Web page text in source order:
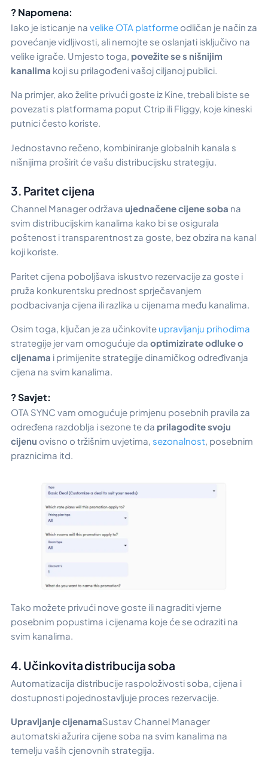
? Napomena:
Iako je isticanje na velike OTA platforme odličan je način za
povećanje vidljivosti, ali nemojte se oslanjati isključivo na
velike igrače. Umjesto toga, povežite se s nišnijim
kanalima koji su prilagođeni vašoj ciljanoj publici.
Na primjer, ako želite privući goste iz Kine, trebali biste se
povezati s platformama poput Ctrip ili Fliggy, koje kineski
putnici često koriste.
Jednostavno rečeno, kombiniranje globalnih kanala s
nišnijima proširit će vašu distribucijsku strategiju.
3. Paritet cijena
Channel Manager održava ujednačene cijene soba na
svim distribucijskim kanalima kako bi se osigurala
poštenost i transparentnost za goste, bez obzira na kanal
koji koriste.
Paritet cijena poboljšava iskustvo rezervacije za goste i
pruža konkurentsku prednost sprječavanjem
podbacivanja cijena ili razlika u cijenama među kanalima.
Osim toga, ključan je za učinkovite upravljanju prihodima
strategije jer vam omogućuje da optimizirate odluke o
cijenama i primijenite strategije dinamičkog određivanja
cijena na svim kanalima.
? Savjet:
OTA SYNC vam omogućuje primjenu posebnih pravila za
određena razdoblja i sezone te da prilagodite svoju
cijenu ovisno o tržišnim uvjetima, sezonalnost , posebnim
praznicima itd.
Tako možete privući nove goste ili nagraditi vjerne
posebnim popustima i cijenama koje će se odraziti na
svim kanalima.
4. Učinkovita distribucija soba
Automatizacija distribucije raspoloživosti soba, cijena i
dostupnosti pojednostavljuje proces rezervacije.
Upravljanje cijenamaSustav Channel Manager
automatski ažurira cijene soba na svim kanalima na
temelju vaših cjenovnih strategija.